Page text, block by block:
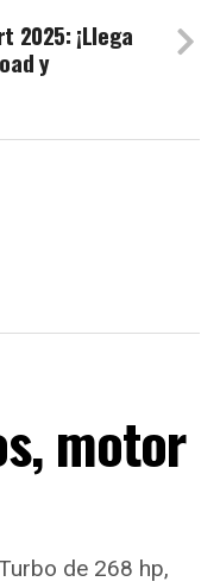
2025: ¡Llega
y
motor
de 268 hp,